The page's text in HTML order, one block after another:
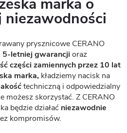
marka o
niezawodności
prysznicowe CERANO
5-letniej gwarancjioraz
części zamiennych przez 10 lat
marka, kładziemy nacisk na
techniczną i odpowiedzialny
możesz skorzystać. Z CERANO
będzie działać niezawodnie
kompromisów.